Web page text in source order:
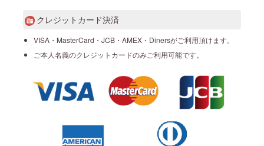
クレジットカード決済
VISA・MasterCard・JCB・AMEX・Dinersがご利用頂けます。
ご本人名義のクレジットカードのみご利用可能です。